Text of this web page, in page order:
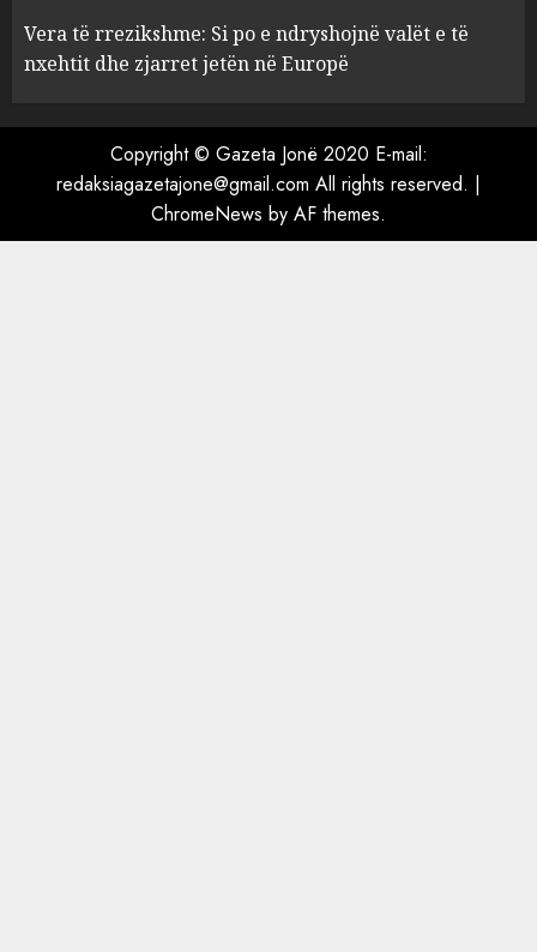
4 AUGUST 6, 2026
Vera të rrezikshme: Si po e
ndryshojnë valët e të nxehtit
dhe zjarret jetën në Europë
AUGUST 6, 2026
Vera të rrezikshme: Si po e ndryshojnë valët e të
nxehtit dhe zjarret jetën në Europë
Copyright © Gazeta Jonë 2020 E-mail:
redaksiagazetajone@gmail.com All rights reserved. |
ChromeNews by AF themes.